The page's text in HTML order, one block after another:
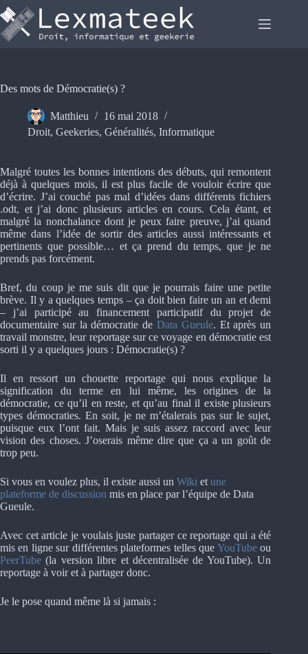
Passer
au
contenu
Des mots de Démocratie(s) ?
Matthieu
16 mai 2018
Droit, Geekeries, Généralités, Informatique
Malgré toutes les bonnes intentions des débuts, qui remontent
déjà à quelques mois, il est plus facile de vouloir écrire que
d’écrire. J’ai couché pas mal d’idées dans différents fichiers
.odt, et j’ai donc plusieurs articles en cours. Cela étant, et
malgré la nonchalance dont je peux faire preuve, j’ai quand
même dans l’idée de sortir des articles aussi intéressants et
pertinents que possible… et ça prend du temps, que je ne
prends pas forcément.
Bref, du coup je me suis dit que je pourrais faire une petite
brève. Il y a quelques temps – ça doit bien faire un an et demi
– j’ai participé au financement participatif du projet de
documentaire sur la démocratie deData Gueule. Et après un
travail monstre, leur reportage sur ce voyage en démocratie est
sorti il y a quelques jours : Démocratie(s) ?
Il en ressort un chouette reportage qui nous explique la
signification du terme en lui même, les origines de la
démocratie, ce qu’il en reste, et qu’au final il existe plusieurs
types démocraties. En soit, je ne m’étalerais pas sur le sujet,
puisque eux l’ont fait. Mais je suis assez raccord avec leur
vision des choses. J’oserais même dire que ça a un goût de
trop peu.
Si vous en voulez plus, il existe aussi un Wiki et une
plateforme de discussion mis en place par l’équipe de Data
Gueule.
Avec cet article je voulais juste partager ce reportage qui a été
mis en ligne sur différentes plateformes telles que YouTubeou
PeerTube (la version libre et décentralisée de YouTube). Un
reportage à voir et à partager donc.
Je le pose quand même là si jamais :